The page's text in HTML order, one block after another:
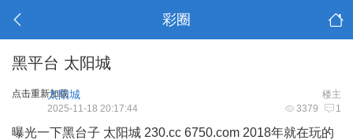
彩圈
黑平台 太阳城
点击重新加载 楼主
太阳城
3379 1
2025-11-18 20:17:44
曝光一下黑台子 太阳城 230.cc 6750.com 2018年就在玩的